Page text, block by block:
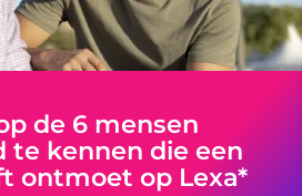
de 6 mensen
te kennen die een
ontmoet op Lexa*